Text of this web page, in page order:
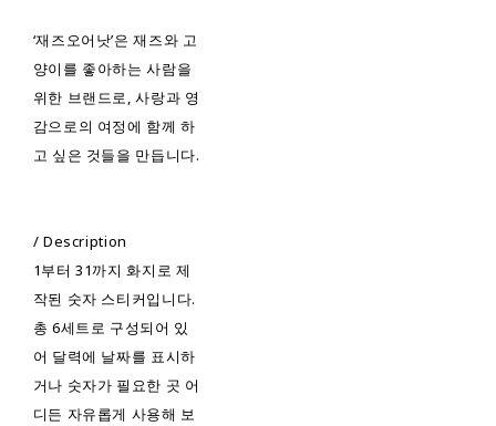
‘재즈오어낫’은 재즈와 고
양이를 좋아하는 사람을
위한 브랜드로, 사랑과 영
감으로의 여정에 함께 하
고 싶은 것들을 만듭니다.
/ Description
1부터 31까지 화지로 제
작된 숫자 스티커입니다.
총 6세트로 구성되어 있
어 달력에 날짜를 표시하
거나 숫자가 필요한 곳 어
디든 자유롭게 사용해 보